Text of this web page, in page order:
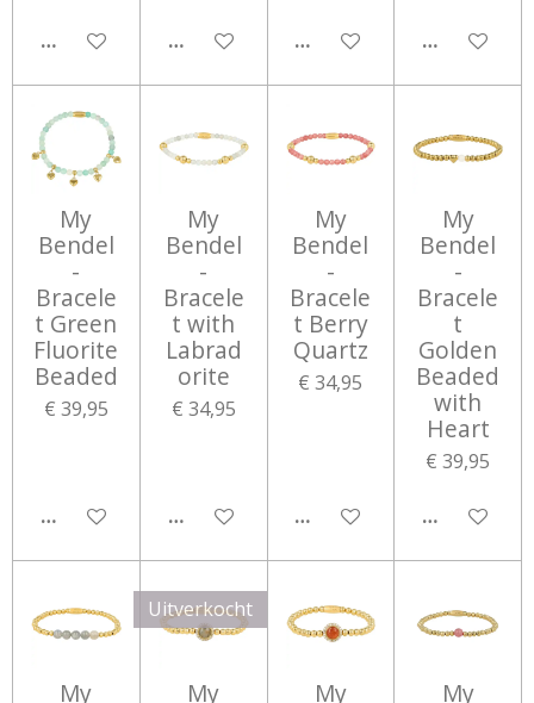
IN WINKELWAGENIN WINKELWAGENIN WINKELWAGEN
IN
My
Bendel
-
Bracele
t Green
Fluorite
Beaded
€ 39,95
IN WINKELWAGEN
My
Bendel
-
Bracele
t with
Labrad
orite
€ 34,95
IN WINKELWAGEN
My
Bendel
-
Bracele
t Berry
Quartz
€ 34,95
IN WINKELWAGEN
My
Bendel
-
Bracele
t
Golden
Beaded
with
Heart
€ 39,95
IN
My
Uitverkocht
My
My
My